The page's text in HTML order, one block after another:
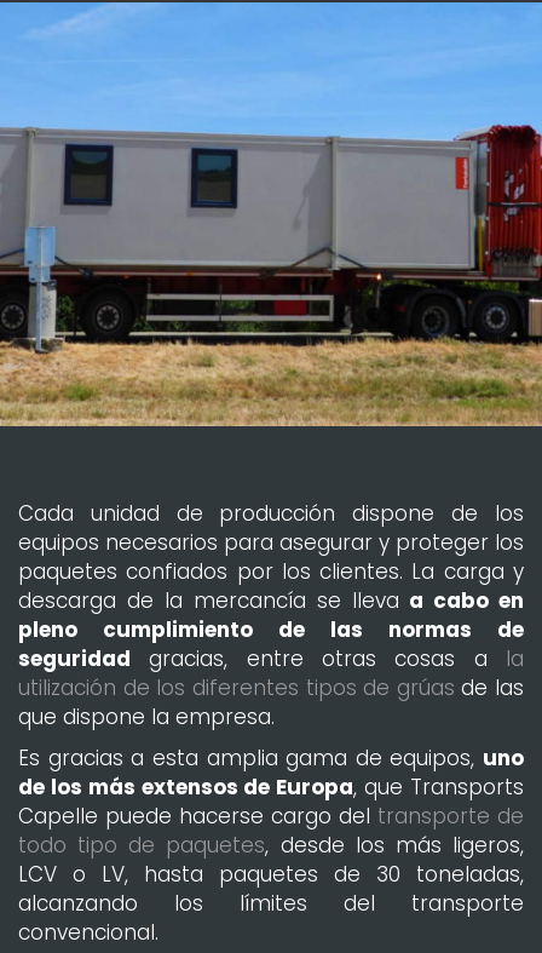
Cada unidad de producción dispone de los
equipos necesarios para asegurar y proteger los
paquetes confiados por los clientes. La carga y
descarga de la mercancía se lleva a cabo en
pleno cumplimiento de las normas de
seguridad gracias, entre otras cosas a la
utilización de los diferentes tipos de grúasde las
que dispone la empresa.
Es gracias a esta amplia gama de equipos, uno
de los más extensos de Europa, que Transports
Capelle puede hacerse cargo del transporte de
todo tipo de paquetes, desde los más ligeros,
LCV o LV, hasta paquetes de 30 toneladas,
alcanzando los límites del transporte
convencional.